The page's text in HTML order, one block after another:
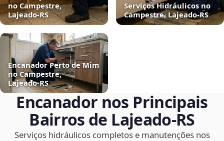
no Campestre,
Lajeado‑RS
Serviços Hidráulicos no
Campestre, Lajeado‑RS
Encanador Perto de Mim
no Campestre,
Lajeado‑RS
Encanador nos Principais
Bairros de Lajeado‑RS
Serviços hidráulicos completos e manutenções nos